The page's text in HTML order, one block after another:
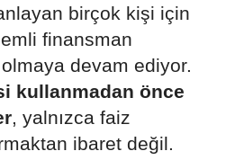
birçok kişi için
finansman
devam ediyor.
kullanmadan önce
, yalnızca faiz
ibaret değil.